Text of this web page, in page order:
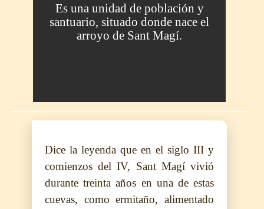
Es una unidad de población y
santuario, situado donde nace el
arroyo de Sant Magí.
Dice la leyenda que en el siglo III y
comienzos del IV, Sant Magí vivió
durante treinta años en una de estas
cuevas, como ermitaño, alimentado